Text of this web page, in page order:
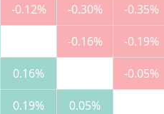
-0.12% -0.30% -0.35%
-0.16% -0.19%
0.16% -0.05%
0.19% 0.05%